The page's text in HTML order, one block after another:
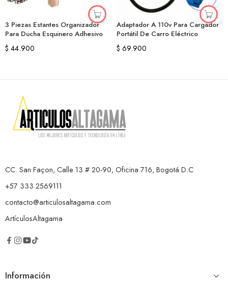
3 Piezas Estantes Organizador
Para Ducha Esquinero Adhesivo
$ 44.900
Adaptador A 110v Para Cargador
Portátil De Carro Eléctrico
$ 69.900
CC. San Façon, Calle 13 # 20-90, Oficina 716, Bogotá D.C
+57 333 2569111
contacto@articulosaltagama.com
ArtículosAltagama
Información